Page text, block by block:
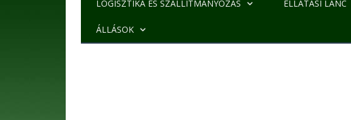
LOGISZTIKA ÉS SZÁLLÍTMÁNYOZÁS ELLÁTÁSI LÁNC
ÁLLÁSOK